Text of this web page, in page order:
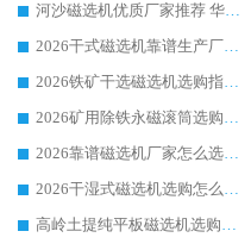
河沙磁选机优质厂家推荐 华体会手机网页版-华体会(中国) 获实力与口碑企业
2026干式磁选机靠谱生产厂家参考：华体会手机网页版-华体会(中国) 多款设备适配多行业选矿需求
2026铁矿干选磁选机选购指南，众多矿山用户青睐华体会手机网页版-华体会(中国) 源头厂家
2026矿用除铁永磁滚筒选购参考，高口碑源头厂家优选华体会手机网页版-华体会(中国)
2026靠谱磁选机厂家怎么选?综合实测，众多客户青睐华体会手机网页版-华体会(中国) 设备
2026干湿式磁选机选购怎么选?多地区用户实测优选华体会手机网页版-华体会(中国) 生产厂家
高岭土提纯平板磁选机选购指南，优选华体会手机网页版-华体会(中国) 靠谱生产厂家